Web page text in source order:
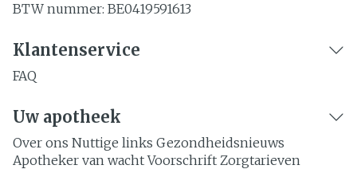
BTW nummer: BE0419591613
Klantenservice
FAQ
Uw apotheek
Over ons Nuttige links Gezondheidsnieuws
Apotheker van wacht Voorschrift Zorgtarieven